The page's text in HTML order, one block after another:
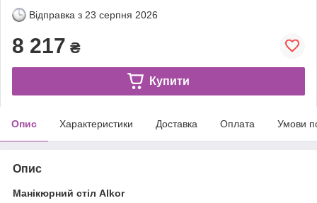
Відправка з 23 серпня 2026
8 217 ₴
Купити
Опис Характеристики Доставка Оплата Умови
Опис
Манікюрний стіл Alkor